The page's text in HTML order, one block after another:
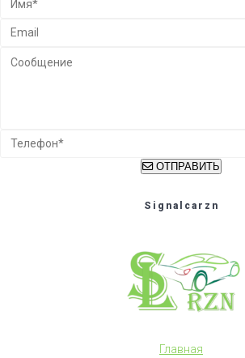
ОТПРАВИТЬ
Signalcarzn
Главная